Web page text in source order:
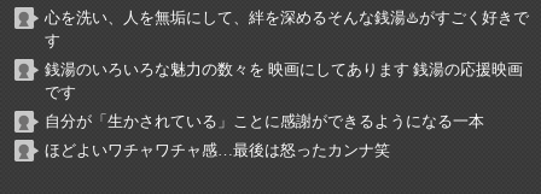
心を洗い、人を無垢にして、絆を深めるそんな銭湯♨️がすごく好きで
す
銭湯のいろいろな魅力の数々を 映画にしてあります 銭湯の応援映画
です
自分が「生かされている」ことに感謝ができるようになる一本
ほどよいワチャワチャ感…最後は怒ったカンナ笑